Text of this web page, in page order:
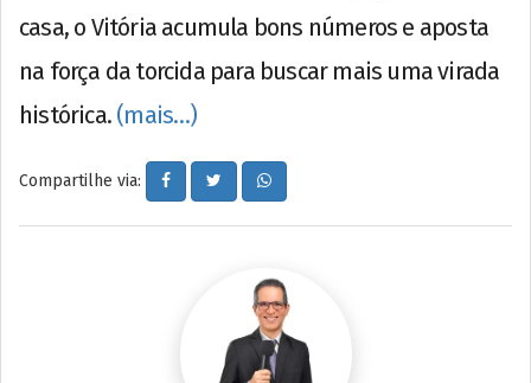
casa, o Vitória acumula bons números e aposta
na força da torcida para buscar mais uma virada
histórica. (mais…)
Compartilhe via: